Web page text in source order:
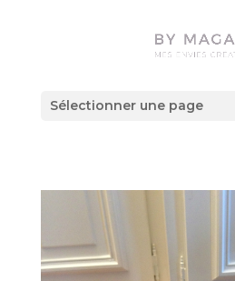
Sélectionner une page